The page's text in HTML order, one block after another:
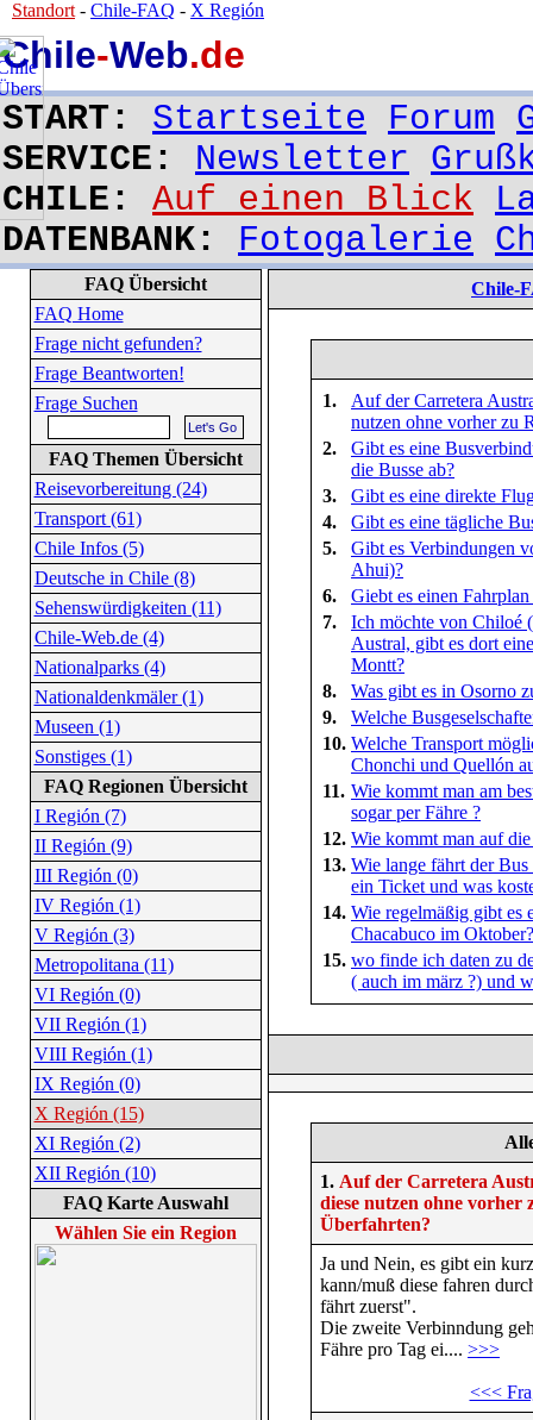
Chile-Web.de
START: Startseite Forum
SERVICE: Newsletter
CHILE: Auf einen Blick
DATENBANK: Fotogalerie
Standort - Chile-FAQ - X Región
FAQ Übersicht
FAQ Home
Frage nicht gefunden?
Frage Beantworten!
Frage Suchen
FAQ Themen Übersicht
Reisevorbereitung (24)
Transport (61)
Chile Infos (5)
Deutsche in Chile (8)
Sehenswürdigkeiten (11)
Chile-Web.de (4)
Nationalparks (4)
Nationaldenkmäler (1)
Museen (1)
Sonstiges (1)
FAQ Regionen Übersicht
I Región (7)
II Región (9)
III Región (0)
IV Región (1)
V Región (3)
Metropolitana (11)
VI Región (0)
VII Región (1)
VIII Región (1)
IX Región (0)
X Región (15)
XI Región (2)
XII Región (10)
FAQ Karte Auswahl
Wählen Sie ein Region
Chile-
1.
Auf der Carretera
nutzen ohne vorher zu
2.
Gibt es eine
die Busse ab?
3.
Gibt es eine direkte
4.
Gibt es eine tägliche
5.
Gibt es Verbindungen
Ahui)?
6.
Giebt es einen
7.
Ich möchte von Chiloé
Austral, gibt es dort
Montt?
8.
Was gibt es in Osorno
9.
Welche
10. Welche Transport
Chonchi und Quellón
11. Wie kommt man am
sogar per Fähre ?
12. Wie kommt man auf
13. Wie lange fährt der
ein Ticket und was
14. Wie regelmäßig gibt es
Chacabuco im Oktober?
15. wo finde ich daten zu
( auch im märz ?) und
1. Auf der Carretera
diese nutzen ohne vorher
Überfahrten?
Ja und Nein, es gibt ein
kann/muß diese fahren
fährt zuerst".
Die zweite Verbinndung
Fähre pro Tag ei.... >>>
<<<